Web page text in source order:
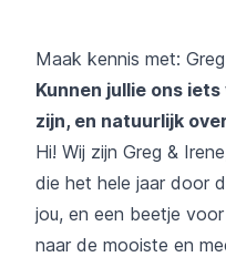
Maak kennis met:
Kunnen jullie ons
zijn, en natuurlijk
Hi! Wij zijn Greg &
die het hele jaar door
jou, en een beetje
naar de mooiste en